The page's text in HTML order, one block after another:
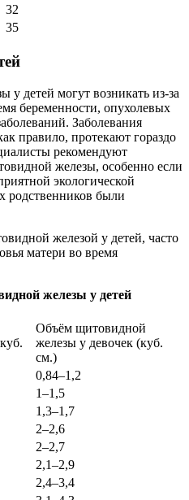
32
35
детей могут возникать из-за
беременности, опухолевых
Заболевания
правило, протекают гораздо
рекомендуют
железы, особенно если
экологической
родственников были
железой у детей, часто
матери во время
железы у детей
Объём щитовидной
железы у девочек (куб.
см.)
0,84–1,2
1–1,5
1,3–1,7
2–2,6
2–2,7
2,1–2,9
2,4–3,4